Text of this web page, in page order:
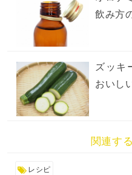
飲み方
ズッキ
おいし
関連す
レシピ